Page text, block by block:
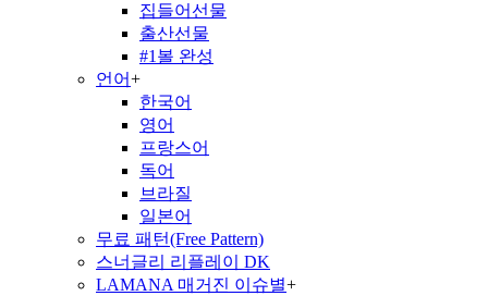
집들어선물
출산선물
#1볼 완성
언어+
한국어
영어
프랑스어
독어
브라질
일본어
무료 패턴(Free Pattern)
스너글리 리플레이 DK
LAMANA 매거진 이슈별+